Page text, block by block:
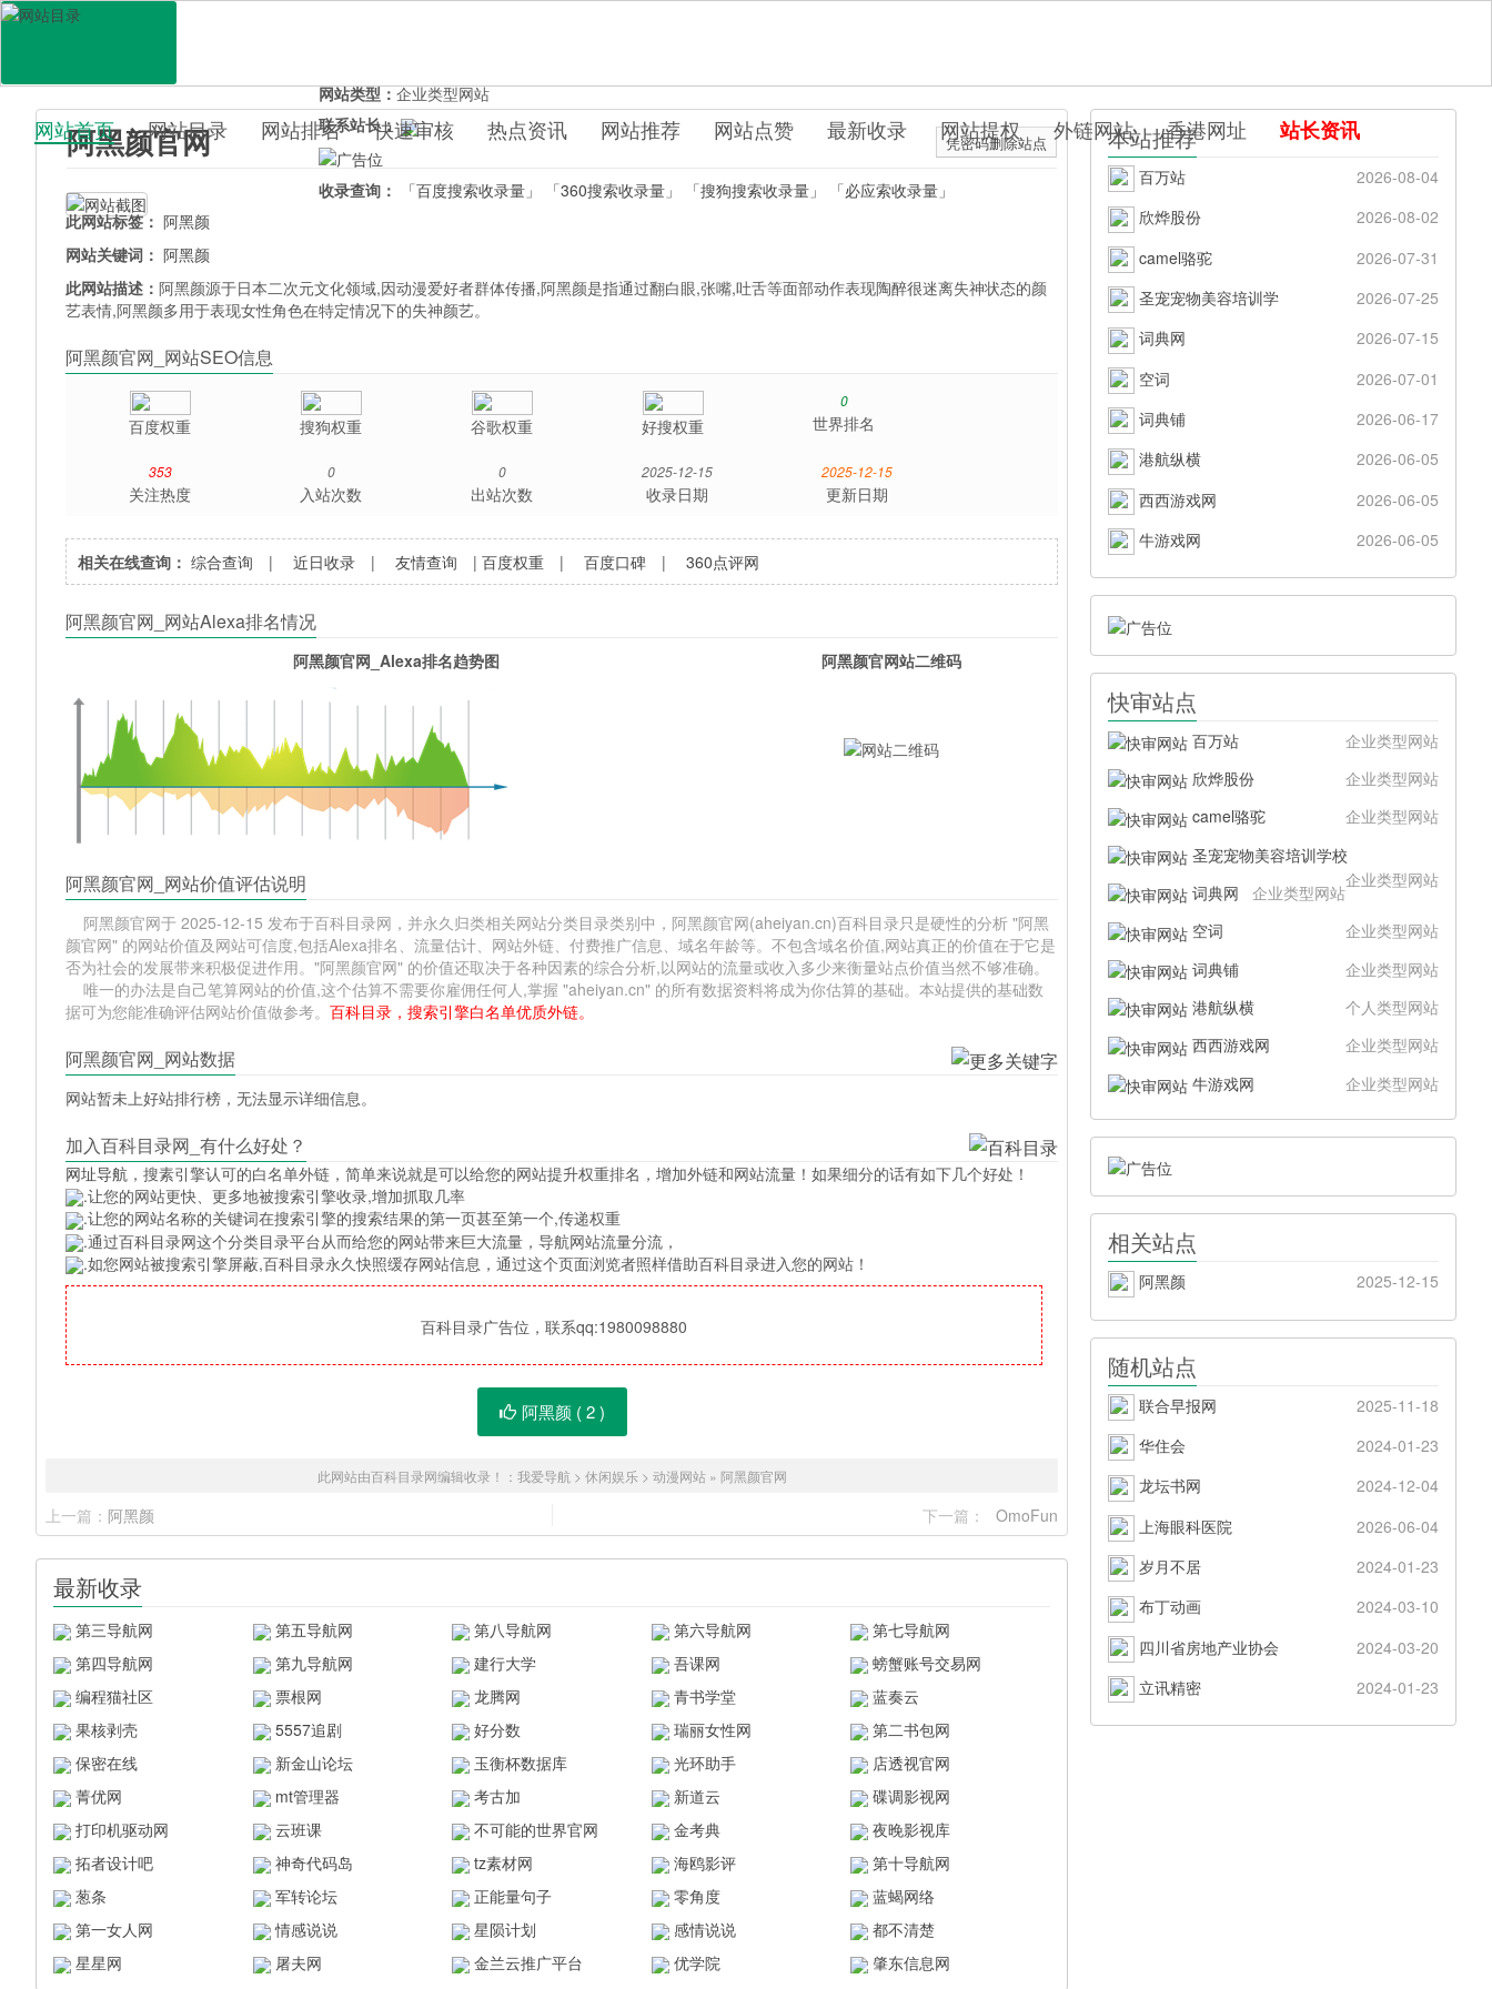
百科目录
网站首页 网站目录 网站排名 快速审核 热点资讯 网站推荐 网站点赞 最新收录 网站提权 外链网站 香港网址 站长资讯
阿黑颜官网 凭密码删除站点
网站类型：企业类型网站
联系站长：
收录查询： 「百度搜索收录量」 「360搜索收录量」 「搜狗搜索收录量」
「必应索收录量」
此网站标签： 阿黑颜
网站关键词： 阿黑颜
此网站描述：阿黑颜源于日本二次元文化领域,因动漫爱好者群体传播,阿黑颜是指通过翻白眼,张嘴,吐舌等面部动作表现陶醉很迷离失神状态的颜
艺表情,阿黑颜多用于表现女性角色在特定情况下的失神颜艺。
阿黑颜官网_网站SEO信息
百度权重 搜狗权重 谷歌权重 好搜权重
0
世界排名
353
关注热度
0
入站次数
0
出站次数
2025-12-15
收录日期
2025-12-15
更新日期
相关在线查询： 综合查询 |近日收录 |友情查询 |百度权重 |百度口碑 |360点评网
阿黑颜官网_网站Alexa排名情况
阿黑颜官网_Alexa排名趋势图 阿黑颜官网站二维码
阿黑颜官网_网站价值评估说明
阿黑颜官网于 2025-12-15 发布于百科目录网，并永久归类相关网站分类目录类别中，阿黑颜官网(aheiyan.cn)百科目录只是硬性的分析 "阿黑
颜官网" 的网站价值及网站可信度,包括Alexa排名、流量估计、网站外链、付费推广信息、域名年龄等。不包含域名价值,网站真正的价值在于它是
否为社会的发展带来积极促进作用。"阿黑颜官网" 的价值还取决于各种因素的综合分析,以网站的流量或收入多少来衡量站点价值当然不够准确。
唯一的办法是自己笔算网站的价值,这个估算不需要你雇佣任何人,掌握 "aheiyan.cn" 的所有数据资料将成为你估算的基础。本站提供的基础数
据可为您能准确评估网站价值做参考。百科目录，搜索引擎白名单优质外链。
阿黑颜官网_网站数据
网站暂未上好站排行榜，无法显示详细信息。
加入百科目录网_有什么好处？
网址导航 ，搜素引擎认可的白名单外链，简单来说就是可以给您的网站提升权重排名，增加外链和网站流量！如果细分的话有如下几个好处！
.让您的网站更快、更多地被搜索引擎收录,增加抓取几率
.让您的网站名称的关键词在搜索引擎的搜索结果的第一页甚至第一个,传递权重
.通过百科目录网这个分类目录平台从而给您的网站带来巨大流量，导航网站流量分流，
.如您网站被搜索引擎屏蔽,百科目录永久快照缓存网站信息，通过这个页面浏览者照样借助百科目录进入您的网站！
百科目录广告位，联系qq:1980098880
阿黑颜 ( 2)
此网站由百科目录网编辑收录！： 我爱导航 > 休闲娱乐> 动漫网站 » 阿黑颜官网
上一篇： 阿黑颜 下一篇： OmoFun
最新收录
第三导航网 第五导航网 第八导航网 第六导航网
第七导航网
第四导航网
第九导航网 建行大学 吾课网
螃蟹账号交易网
编程猫社区
票根网 龙腾网 青书学堂
蓝奏云
果核剥壳
5557追剧 好分数 瑞丽女性网
第二书包网
保密在线
新金山论坛 玉衡杯数据库 光环助手
店透视官网
菁优网
mt管理器 考古加 新道云
碟调影视网
打印机驱动网
云班课 不可能的世界官网 金考典
夜晚影视库
拓者设计吧
神奇代码岛 tz素材网 海鸥影评
第十导航网
葱条
军转论坛 正能量句子 零角度
蓝蝎网络
第一女人网
情感说说 星陨计划 感情说说
都不清楚
星星网
屠夫网 金兰云推广平台 优学院 肇东信息网
本站推荐
百万站
2026-08-04
欣烨股份
2026-08-02
camel骆驼
2026-07-31
圣宠宠物美容培训学
2026-07-25
词典网
2026-07-15
空词
2026-07-01
词典铺
2026-06-17
港航纵横
2026-06-05
西西游戏网
2026-06-05
牛游戏网
2026-06-05
快审站点
百万站
企业类型网站
欣烨股份
企业类型网站
camel骆驼
企业类型网站
圣宠宠物美容培训学校
企业类型网站
词典网
企业类型网站
空词
企业类型网站
词典铺
企业类型网站
港航纵横
个人类型网站
西西游戏网
企业类型网站
牛游戏网
企业类型网站
相关站点
阿黑颜 2025-12-15
随机站点
联合早报网
2025-11-18
华住会
2024-01-23
龙坛书网
2024-12-04
上海眼科医院
2026-06-04
岁月不居
2024-01-23
布丁动画
2024-03-10
四川省房地产业协会
2024-03-20
立讯精密
2024-01-23